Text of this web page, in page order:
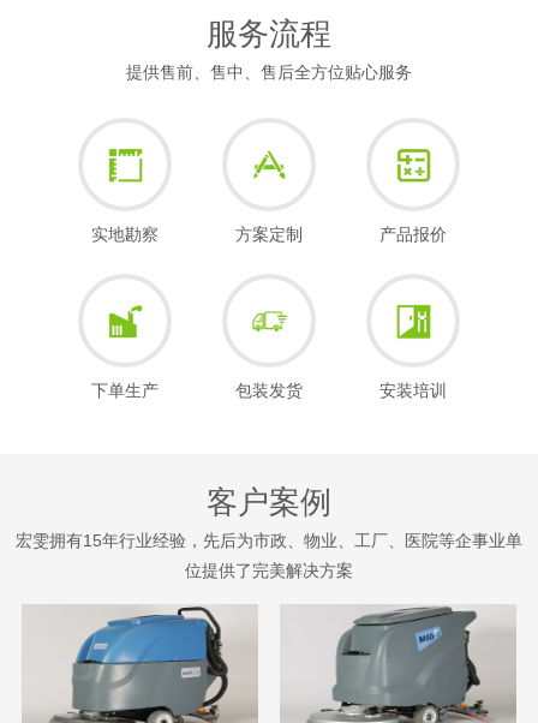
服务流程
提供售前、售中、售后全方位贴心服务
实地勘察 方案定制 产品报价
下单生产 包装发货 安装培训
客户案例
宏雯拥有15年行业经验，先后为市政、物业、工厂、医院等企事业单
位提供了完美解决方案